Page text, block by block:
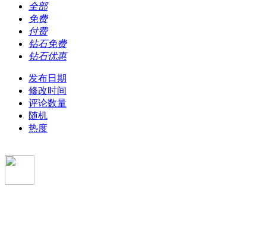
全部
免费
付费
钻石免费
钻石优惠
发布日期
修改时间
评论数量
随机
热度